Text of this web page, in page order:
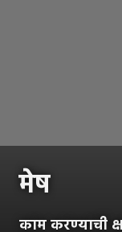
मेष
काम करण्याची